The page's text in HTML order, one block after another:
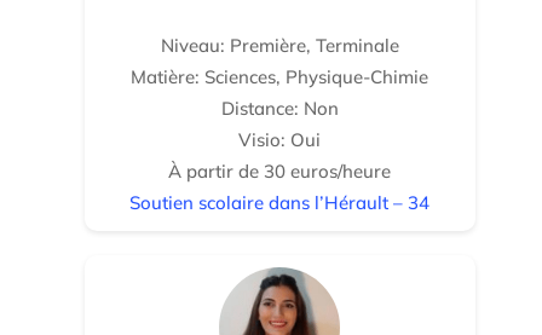
Niveau: Première, Terminale
Matière: Sciences, Physique-Chimie
Distance: Non
Visio: Oui
À partir de 30 euros/heure
Soutien scolaire dans l’Hérault – 34